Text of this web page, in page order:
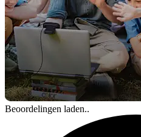
Beoordelingen laden..